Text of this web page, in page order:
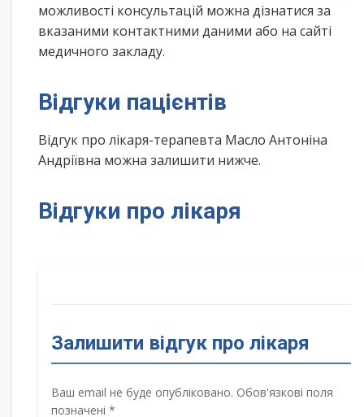
можливості консультацій можна дізнатися за
вказаними контактними даними або на сайті
медичного закладу.
Відгуки пацієнтів
Відгук про лікаря-терапевта Масло Антоніна
Андріївна можна залишити нижче.
Відгуки про лікаря
Залишити відгук про лікаря
Ваш email не буде опубліковано. Обов'язкові поля
позначені *